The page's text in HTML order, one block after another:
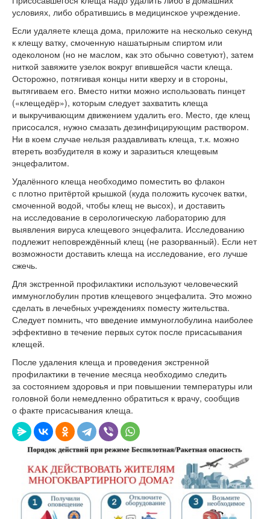
условиях, либо обратившись в медицинское учреждение.
Если удаляете клеща дома, приложите на несколько секунд
к клещу ватку, смоченную нашатырным спиртом или
одеколоном (но не маслом, как это обычно советуют), затем
ниткой завяжите узелок вокруг впившейся части клеща.
Осторожно, потягивая концы нити кверху и в стороны,
вытягиваем его. Вместо нитки можно использовать пинцет
(«клещедёр»), которым следует захватить клеща
и выкручивающим движением удалить его. Место, где клещ
присосался, нужно смазать дезинфицирующим раствором.
Ни в коем случае нельзя раздавливать клеща, т.к. можно
втереть возбудителя в кожу и заразиться клещевым
энцефалитом.
Удалённого клеща необходимо поместить во флакон
с плотно притёртой крышкой (куда положить кусочек ватки,
смоченной водой, чтобы клещ не высох), и доставить
на исследование в серологическую лабораторию для
выявления вируса клещевого энцефалита. Исследованию
подлежит неповреждённый клещ (не разорванный). Если нет
возможности доставить клеща на исследование, его лучше
сжечь.
Для экстренной профилактики используют человеческий
иммуноглобулин против клещевого энцефалита. Это можно
сделать в лечебных учреждениях поместу жительства.
Следует помнить, что введение иммуноглобулина наиболее
эффективно в течение первых суток после присасывания
клещей.
После удаления клеща и проведения экстренной
профилактики в течение месяца необходимо следить
за состоянием здоровья и при повышении температуры или
головной боли немедленно обратиться к врачу, сообщив
о факте присасывания клеща.